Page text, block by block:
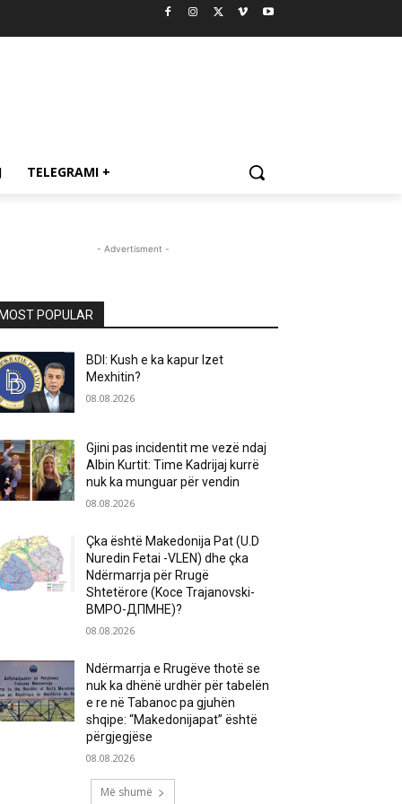
TELEGRAMI +
- Advertisment -
MOST POPULAR
BDI: Kush e ka kapur Izet
Mexhitin?
08.08.2026
Gjini pas incidentit me vezë ndaj
Albin Kurtit: Time Kadrijaj kurrë
nuk ka munguar për vendin
08.08.2026
Çka është Makedonija Pat (U.D
Nuredin Fetai -VLEN) dhe çka
Ndërmarrja për Rrugë
Shtetërore (Koce Trajanovski-
ВМРО-ДПМНЕ)?
08.08.2026
Ndërmarrja e Rrugëve thotë se
nuk ka dhënë urdhër për tabelën
e re në Tabanoc pa gjuhën
shqipe: “Makedonijapat” është
përgjegjëse
08.08.2026
Më shumë